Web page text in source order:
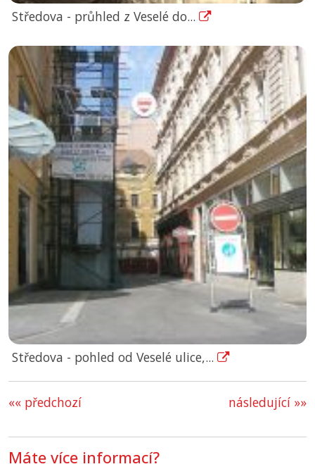
Středova - průhled z Veselé do...
Středova - pohled od Veselé ulice,...
«« předchozí následující »»
Máte více informací?